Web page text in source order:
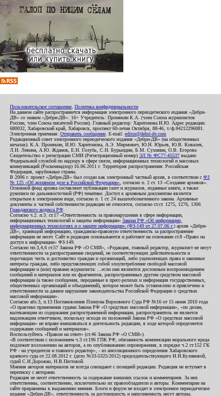
Пользовательское соглашение Политика конфиденциальности
На данном сайте распространяется информация электронного периодического издания «Дебри-
ДВ» со знаком «Дебри-ДВ». 16+ Учредитель: Пронякин К.А. (член Союза журналистов
России, член Союза писателей России). Главный редактор: Харитонова И.Ю. Адрес редакции:
680032, Хабаровский край, Хабаровск, проспект 60-летия Октября, 88-46, т./ф.84212296081.
Электронная приемная: Отправить сообщение . E-mail: editor@debri-dv.com
Редакционный совет электронного периодического издания «Дебри-ДВ» (на общественных
началах): К.А. Пронякин, И.Ю. Харитонова, А.Э. Мирмович, Ю.Н. Юрьев, Ю.В. Ковалев,
Л.Н. Левина, А.Ю. Жданов, Е.Н. Голубь, С.Н. Бурындин, Б.М. Сухинин, О.В. Егорова
Свидетельство о регистрации СМИ (Регистрационный номер) ЭЛ № ФС77-45537 выдано
Федеральной службой по надзору в сфере связи, информационных технологий и массовых
коммуникаций (Роскомнадзор) 16.06.2011 г. Территория распространения: Российская
Федерация, зарубежные страны.
В 2006 г. проект «Дебри-ДВ» был создан как электронный частный архив, в соответствии с ФЗ
№ 125 «Об архивном деле в Российской Федерации» , согласно п. 2 ст. 13 «Создание архивов».
Основной фонд архива составляют публикации газет и журналов, изданные книги, а также
рукописи по дальневосточной (РФ) тематике. Доступ к архивным документам является
открытым в электронном виде, согласно п. 1 ст. 24 вышеобозначенного закона. Архивные
документы к частной собственности редакции не относятся, согласно ст.ст. 1275, 1276, 1306
Гражданского кодекса РФ
Согласно ч.2. п.3. ст.17 «Ответственность за правонарушения в сфере информации,
информационных технологий и защиты информации» Закона РФ «Об информации,
информационных технологиях и о защите информации» (ФЗ-149 от 27.07.06 г.) архив «Дебри-
ДВ», хранящий информацию, гражданско-правовую ответственность за распространение
информации не несет. Сайт и редакция основываются и работают на основании ст.8 «Право на
доступ к информации» ФЗ-149.
Согласно пп.3,4,6 ст.57 Закона РФ «О СМИ», «Редакция, главный редактор, журналист не несут
ответственности за распространение сведений, не соответствующих действительности и
порочащих честь и достоинство граждан и организаций, либо ущемляющих права и законные
интересы граждан, либо представляющих собой злоупотребление свободой массовой
информации и (или) правами журналиста: ...если они являются дословным воспроизведением
сообщений и материалов или их фрагментов, распространенных другим средством массовой
информации (а также сообщения, переданные в пресс-релизах и информация государственных,
общественных организаций и объединений), которое может быть установлено и привлечено к
ответственности за данное нарушение законодательства Российской Федерации о средствах
массовой информации».
Согласно абз.3, п.13 Постановления Пленума Верховного Суда РФ №16 от 15 июня 2010 года
«О практике применения судами Закона РФ «О средствах массовой информации», «по делам,
вытекающим из содержания распространенной информации, распространитель не является
надлежащим ответчиком, поскольку исходя из положений Закона РФ «О средствах массовой
информации» не вправе вмешиваться в деятельность редакции, в ходе которой определяется
содержание сообщений и материалов».
Воспользуйтесь «Правом на ответ» (ст.46 Закона РФ «О СМИ»).
«В соответствии с положением ч.3 ст.196 ГПК РФ, обязанность компенсации морального вреда
подлежит возложению на авторов, а по опубликованию опровержения, в порядке ч.2 ст.152 ГК
РФ - на учредителя и главного редактор», - из апелляционного определения Хабаровского
краевого суда от 22.08.2012 г. (дело №33-5325/2012) председательствующего И.И.Куликовой,
судей С.И.Дорожко, Н.В.Пестовой.
Мнения авторов материалов не всегда совпадают с позицией редакции. Редакция не вступает в
переписку с авторами.
Редакция не несет ответственность за содержание внешних ссылок и комментариев. За них
ответственны, соответственно, исключительно их правообладатели и авторы. Комментарии на
сайте приравнены к выражению мнения. Блоги и форум не входят в электронное периодическое
издание «Дебри-ДВ», ответственность за достоверность и наполняемость несут авторы.